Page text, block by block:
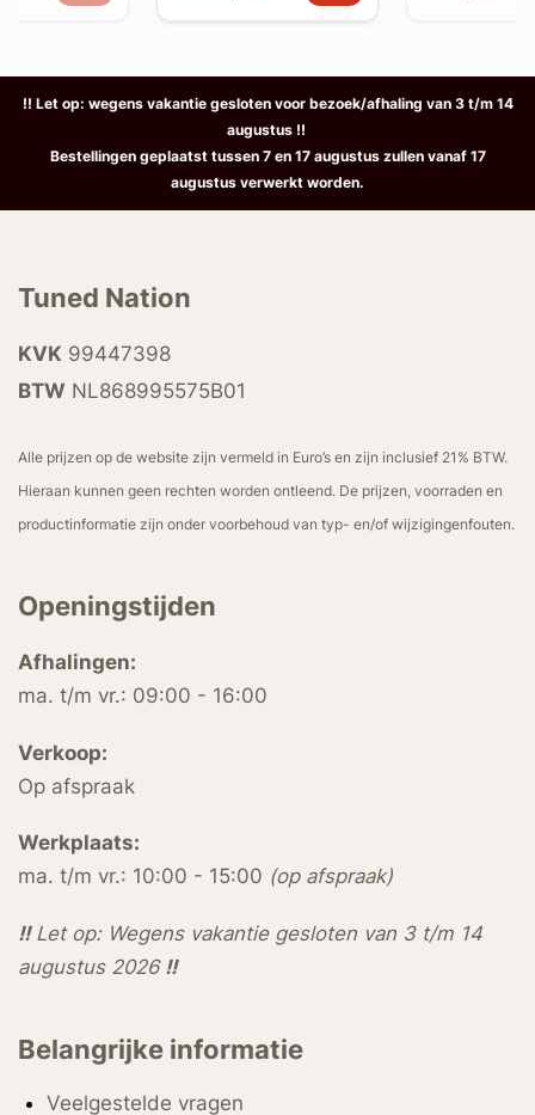
!! Let op: wegens vakantie gesloten voor bezoek/afhaling van 3 t/m 14
augustus !!
Bestellingen geplaatst tussen 7 en 17 augustus zullen vanaf 17
augustus verwerkt worden.
Tuned Nation
KVK 99447398
BTW NL868995575B01
Alle prijzen op de website zijn vermeld in Euro’s en zijn inclusief 21% BTW.
Hieraan kunnen geen rechten worden ontleend. De prijzen, voorraden en
productinformatie zijn onder voorbehoud van typ- en/of wijzigingenfouten.
Openingstijden
Afhalingen:
ma. t/m vr.: 09:00 - 16:00
Verkoop:
Op afspraak
Werkplaats:
ma. t/m vr.: 10:00 - 15:00 (op afspraak)
!!Let op: Wegens vakantie gesloten van 3 t/m 14
augustus 2026 !!
Belangrijke informatie
Veelgestelde vragen